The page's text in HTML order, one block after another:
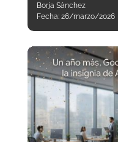
Borja Sánchez
Fecha: 26/marzo/2026